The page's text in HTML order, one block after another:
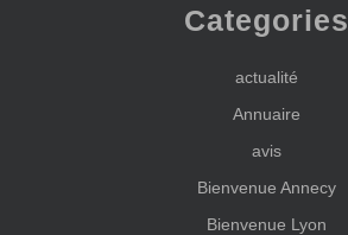
Categories
actualité
Annuaire
avis
Bienvenue Annecy
Bienvenue Lyon